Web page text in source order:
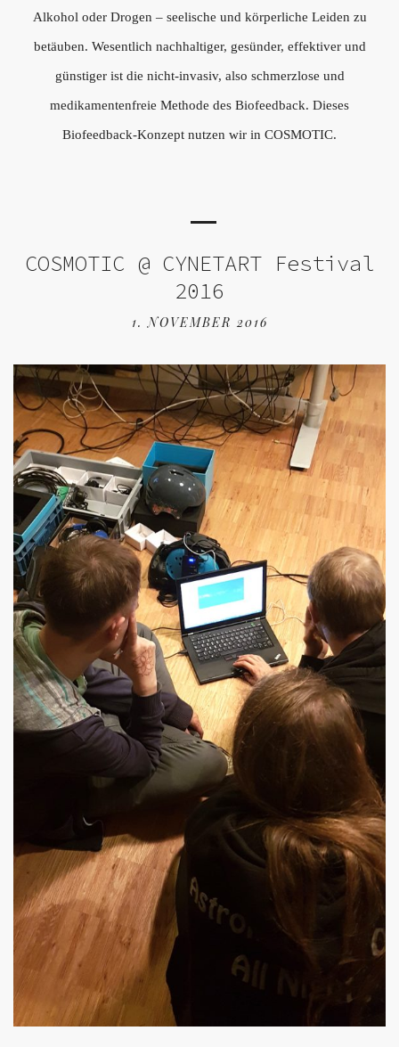
Alkohol oder Drogen – seelische und körperliche Leiden zu
betäuben. Wesentlich nachhaltiger, gesünder, effektiver und
günstiger ist die nicht-invasiv, also schmerzlose und
medikamentenfreie Methode des Biofeedback. Dieses
Biofeedback-Konzept nutzen wir in COSMOTIC.
COSMOTIC @ CYNETART Festival
2016
1. NOVEMBER 2016